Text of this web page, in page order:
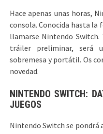
Hace apenas unas horas,
consola. Conocida hasta la
llamarse Nintendo Switch.
tráiler preliminar, será
sobremesa y portátil. Os
novedad.
NINTENDO SWITCH:
JUEGOS
Nintendo Switch se pondrá